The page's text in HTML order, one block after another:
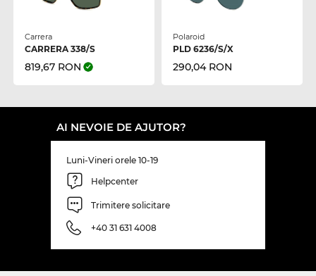
Carrera
CARRERA 338/S
819,67 RON
Polaroid
PLD 6236/S/X
290,04 RON
AI NEVOIE DE AJUTOR?
Luni-Vineri orele 10-19
Helpcenter
Trimitere solicitare
+40 31 631 4008